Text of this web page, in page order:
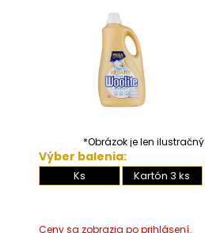
*Obrázok je len ilustračný
Výber balenia:
Ks Kartón 3 ks